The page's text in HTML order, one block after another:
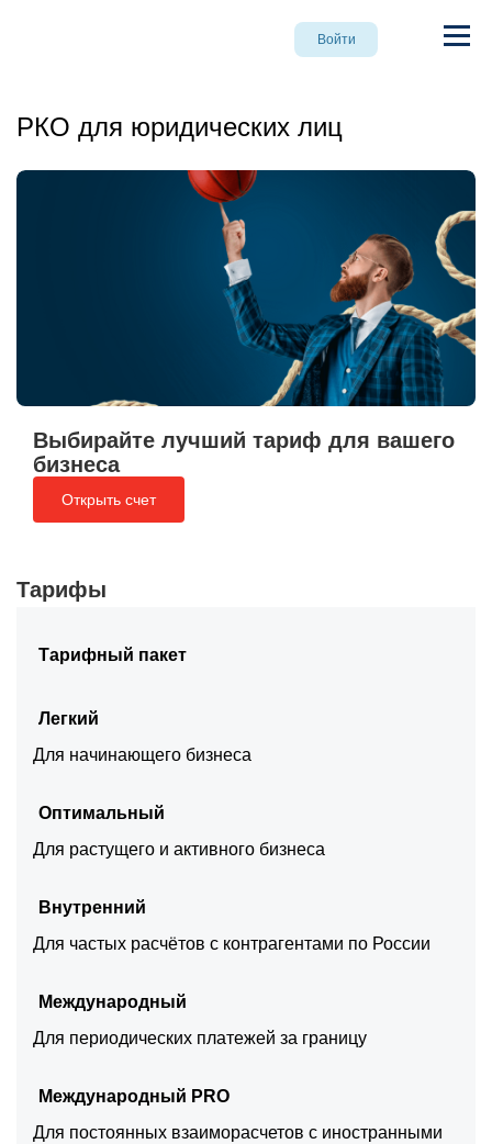
Войти
РКО для юридических лиц
Выбирайте лучший тариф для вашего
бизнеса
Открыть счет
Тарифы
Тарифный пакет
Легкий
Для начинающего бизнеса
Оптимальный
Для растущего и активного бизнеса
Внутренний
Для частых расчётов с контрагентами по России
Международный
Для периодических платежей за границу
Международный PRO
Для постоянных взаиморасчетов с иностранными